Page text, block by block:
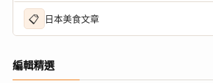
📋 日本美食文章
編輯精選